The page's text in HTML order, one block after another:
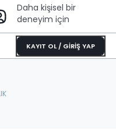
Daha kişisel bir
deneyim için
KAYIT OL / GİRİŞ YAP